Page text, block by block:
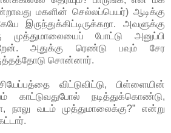
மகளின் செல்லப்பெயர்) ஆடிக்கு
இருந்துக்கிட்டிருக்கறா. அவளுக்கு
முத்துமாலையைப் போட்டு அனுப்பி
அதுக்கு ரெண்டு பவும் சேர
சொன்னார்.
விட்டுவிட்டு, பிள்ளையின்
காட்டுவதுபோல் நடித்துக்கொண்டு,
நாலு வடம் முத்துமாலைக்கு?” என்று